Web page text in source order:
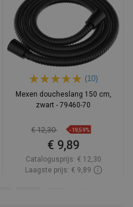
(10)
Mexen doucheslang 150 cm,
zwart - 79460-70
€ 12,30 -19,59%
€ 9,89
Catalogusprijs: € 12,30
Laagste prijs: € 9,89